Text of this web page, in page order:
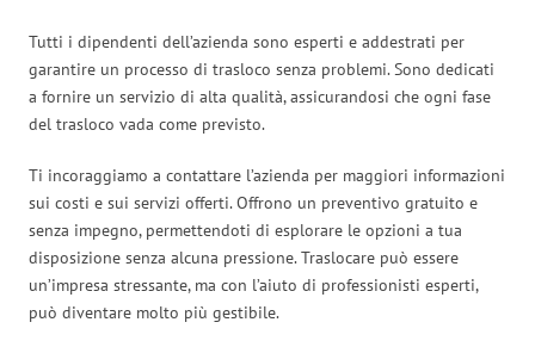
Tutti i dipendenti dell’azienda sono esperti e addestrati per
garantire un processo di trasloco senza problemi. Sono dedicati
a fornire un servizio di alta qualità, assicurandosi che ogni fase
del trasloco vada come previsto.
Ti incoraggiamo a contattare l’azienda per maggiori informazioni
sui costi e sui servizi offerti. Offrono un preventivo gratuito e
senza impegno, permettendoti di esplorare le opzioni a tua
disposizione senza alcuna pressione. Traslocare può essere
un’impresa stressante, ma con l’aiuto di professionisti esperti,
può diventare molto più gestibile.